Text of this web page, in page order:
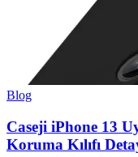
Blog
Caseji iPhone 13
Koruma Kılıfı